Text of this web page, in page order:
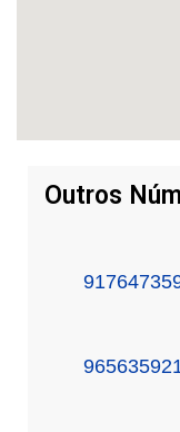
Outros